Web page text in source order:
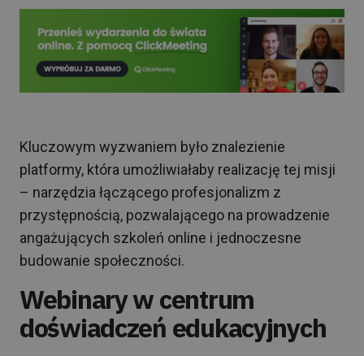
Kluczowym wyzwaniem było znalezienie
platformy, która umożliwiałaby realizację tej misji
– narzędzia łączącego profesjonalizm z
przystępnością, pozwalającego na prowadzenie
angażujących szkoleń online i jednoczesne
budowanie społeczności.
Webinary w centrum
doświadczeń edukacyjnych